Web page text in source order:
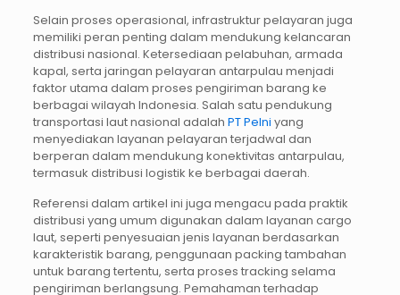
Selain proses operasional, infrastruktur pelayaran juga
memiliki peran penting dalam mendukung kelancaran
distribusi nasional. Ketersediaan pelabuhan, armada
kapal, serta jaringan pelayaran antarpulau menjadi
faktor utama dalam proses pengiriman barang ke
berbagai wilayah Indonesia. Salah satu pendukung
transportasi laut nasional adalah PT Pelni yang
menyediakan layanan pelayaran terjadwal dan
berperan dalam mendukung konektivitas antarpulau,
termasuk distribusi logistik ke berbagai daerah.
Referensi dalam artikel ini juga mengacu pada praktik
distribusi yang umum digunakan dalam layanan cargo
laut, seperti penyesuaian jenis layanan berdasarkan
karakteristik barang, penggunaan packing tambahan
untuk barang tertentu, serta proses tracking selama
pengiriman berlangsung. Pemahaman terhadap